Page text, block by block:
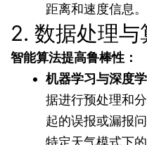
距离和速度信息。
2. 数据处理与
智能算法提高鲁棒性：
机器学习与深度
据进行预处理和
起的误报或漏报
特定天气模式下